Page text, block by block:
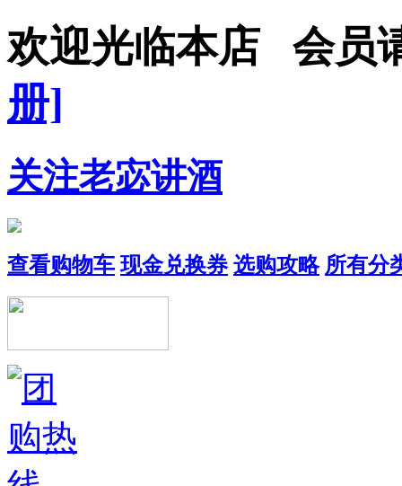
欢迎光临本店 会员
册]
关注老宓讲酒
查看购物车 现金兑换券 选购攻略 所有分